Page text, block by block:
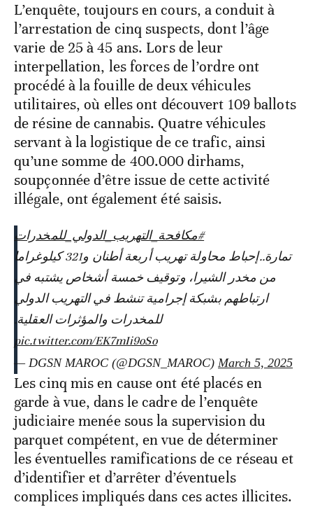
L’enquête, toujours en cours, a conduit à
l’arrestation de cinq suspects, dont l’âge
varie de 25 à 45 ans. Lors de leur
interpellation, les forces de l’ordre ont
procédé à la fouille de deux véhicules
utilitaires, où elles ont découvert 109 ballots
de résine de cannabis. Quatre véhicules
servant à la logistique de ce trafic, ainsi
qu’une somme de 400.000 dirhams,
soupçonnée d’être issue de cette activité
illégale, ont également été saisis.
#مكافحة_التهريب_الدولي_للمخدرات
تمارة..إحباط محاولة تهريب أربعة أطنان و321 كيلوغراما
من مخدر الشيرا، وتوقيف خمسة أشخاص يشتبه في
ارتباطهم بشبكة إجرامية تنشط في التهريب الدولي
للمخدرات والمؤثرات العقلية.
pic.twitter.com/EK7mIi9oSo
— DGSN MAROC (@DGSN_MAROC) March 5, 2025
Les cinq mis en cause ont été placés en
garde à vue, dans le cadre de l’enquête
judiciaire menée sous la supervision du
parquet compétent, en vue de déterminer
les éventuelles ramifications de ce réseau et
d’identifier et d’arrêter d’éventuels
complices impliqués dans ces actes illicites.